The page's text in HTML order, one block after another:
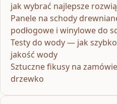
jak wybrać najlepsze
Panele na schody
podłogowe i winylowe do
Testy do wody — jak
jakość wody
Sztuczne fikusy na
drzewko